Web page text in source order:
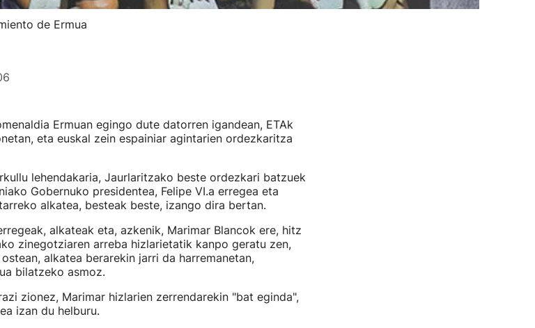
de Ermua
Ermuan egingo dute datorren igandean, ETAk
eta euskal zein espainiar agintarien ordezkaritza
lehendakaria, Jaurlaritzako beste ordezkari batzuek
Gobernuko presidentea, Felipe VI.a erregea eta
alkatea, besteak beste, izango dira bertan.
alkateak eta, azkenik, Marimar Blancok ere, hitz
zinegotziaren arreba hizlarietatik kanpo geratu zen,
alkatea berarekin jarri da harremanetan,
bilatzeko asmoz.
zionez, Marimar hizlarien zerrendarekin "bat eginda",
izan du helburu.